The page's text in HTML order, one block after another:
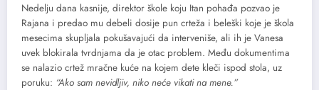
Nedelju dana kasnije, direktor škole koju Itan pohađa pozvao je
Rajana i predao mu debeli dosije pun crteža i beleški koje je škola
mesecima skupljala pokušavajući da interveniše, ali ih je Vanesa
uvek blokirala tvrdnjama da je otac problem. Među dokumentima
se nalazio crtež mračne kuće na kojem dete kleči ispod stola, uz
poruku: “Ako sam nevidljiv, niko neće vikati na mene.”